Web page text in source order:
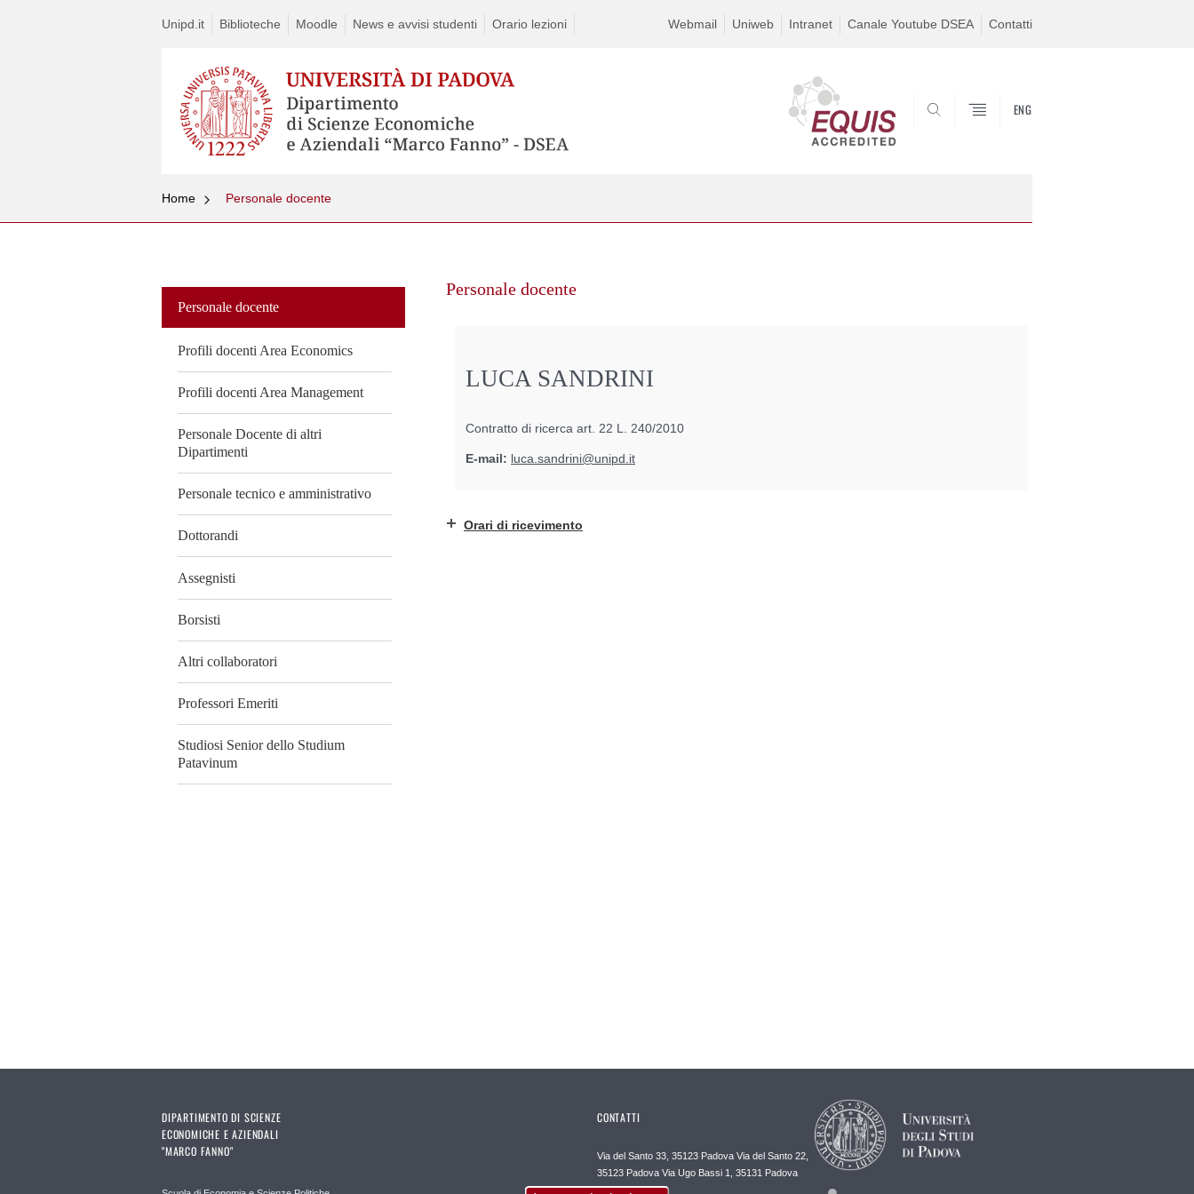
Unipd.it Biblioteche Moodle News e avvisi studenti Orario lezioni Webmail Uniweb Intranet Canale Youtube DSEA Contatti
ENG
Home Personale docente
Personale docente
Profili docenti Area Economics
Profili docenti Area Management
Personale Docente di altri
Dipartimenti
Personale tecnico e amministrativo
Dottorandi
Assegnisti
Borsisti
Altri collaboratori
Professori Emeriti
Studiosi Senior dello Studium
Patavinum
Personale docente
LUCA SANDRINI
Contratto di ricerca art. 22 L. 240/2010
E-mail: luca.sandrini@unipd.it
Orari di ricevimento
DIPARTIMENTO DI SCIENZE
ECONOMICHE E AZIENDALI
"MARCO FANNO"
CONTATTI
Via del Santo 33, 35123 Padova Via del Santo 22,
35123 Padova Via Ugo Bassi 1, 35131 Padova